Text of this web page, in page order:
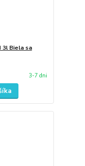
3l Biela sa
3-7 dni